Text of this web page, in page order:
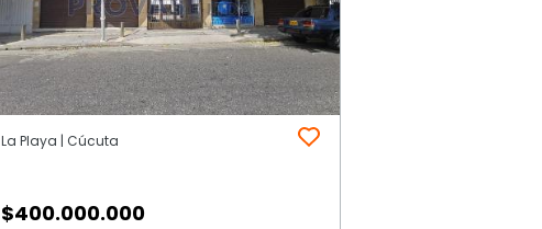
La Playa | Cúcuta
$400.000.000